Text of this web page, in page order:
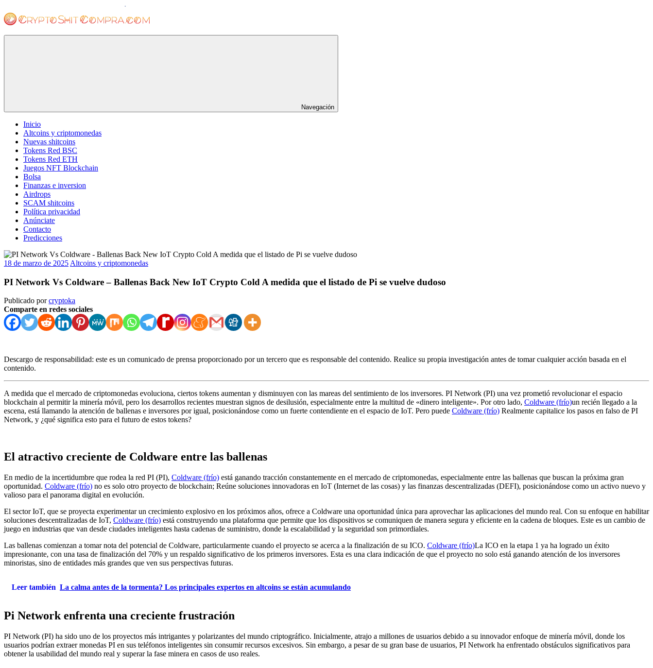
al
contenido
Navegación
Inicio
Altcoins y criptomonedas
Nuevas shitcoins
Tokens Red BSC
Tokens Red ETH
Juegos NFT Blockchain
Bolsa
Finanzas e inversion
Airdrops
SCAM shitcoins
Política privacidad
Anúnciate
Contacto
Predicciones
18 de marzo de 2025 Altcoins y criptomonedas
PI Network Vs Coldware – Ballenas Back New IoT Crypto Cold A medida que el listado de Pi se vuelve dudoso
Publicado porcryptoka
Comparte en redes sociales
Descargo de responsabilidad: este es un comunicado de prensa proporcionado por un tercero que es responsable del contenido. Realice su propia investigación antes de tomar cualquier acción basada en el
contenido.
A medida que el mercado de criptomonedas evoluciona, ciertos tokens aumentan y disminuyen con las mareas del sentimiento de los inversores. PI Network (PI) una vez prometió revolucionar el espacio
blockchain al permitir la minería móvil, pero los desarrollos recientes muestran signos de desilusión, especialmente entre la multitud de «dinero inteligente». Por otro lado, Coldware (frío)un recién llegado a la
escena, está llamando la atención de ballenas e inversores por igual, posicionándose como un fuerte contendiente en el espacio de IoT. Pero puede Coldware (frío) Realmente capitalice los pasos en falso de PI
Network, y ¿qué significa esto para el futuro de estos tokens?
El atractivo creciente de Coldware entre las ballenas
En medio de la incertidumbre que rodea la red PI (PI), Coldware (frío) está ganando tracción constantemente en el mercado de criptomonedas, especialmente entre las ballenas que buscan la próxima gran
oportunidad. Coldware (frío) no es solo otro proyecto de blockchain; Reúne soluciones innovadoras en IoT (Internet de las cosas) y las finanzas descentralizadas (DEFI), posicionándose como un activo nuevo y
valioso para el panorama digital en evolución.
El sector IoT, que se proyecta experimentar un crecimiento explosivo en los próximos años, ofrece a Coldware una oportunidad única para aprovechar las aplicaciones del mundo real. Con su enfoque en habilitar
soluciones descentralizadas de IoT, Coldware (frío) está construyendo una plataforma que permite que los dispositivos se comuniquen de manera segura y eficiente en la cadena de bloques. Este es un cambio de
juego en industrias que van desde ciudades inteligentes hasta cadenas de suministro, donde la escalabilidad y la seguridad son primordiales.
Las ballenas comienzan a tomar nota del potencial de Coldware, particularmente cuando el proyecto se acerca a la finalización de su ICO. Coldware (frío)La ICO en la etapa 1 ya ha logrado un éxito
impresionante, con una tasa de finalización del 70% y un respaldo significativo de los primeros inversores. Esta es una clara indicación de que el proyecto no solo está ganando atención de los inversores
minoristas, sino de entidades más grandes que ven sus perspectivas futuras.
Leer también La calma antes de la tormenta? Los principales expertos en altcoins se están acumulando
Pi Network enfrenta una creciente frustración
PI Network (PI) ha sido uno de los proyectos más intrigantes y polarizantes del mundo criptográfico. Inicialmente, atrajo a millones de usuarios debido a su innovador enfoque de minería móvil, donde los
usuarios podrían extraer monedas PI en sus teléfonos inteligentes sin consumir recursos excesivos. Sin embargo, a pesar de su gran base de usuarios, PI Network ha enfrentado obstáculos significativos para
obtener la usabilidad del mundo real y superar la fase minera en casos de uso reales.